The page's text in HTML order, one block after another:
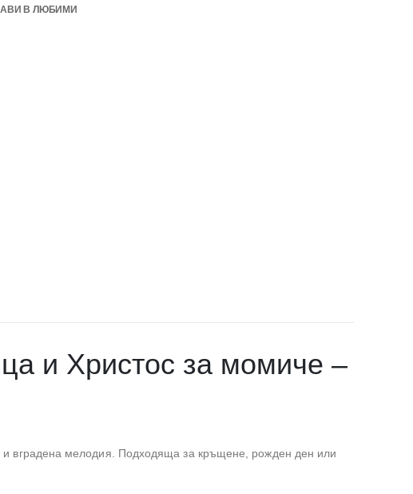
В ЛЮБИМИ
и Христос за момиче –
и вградена мелодия. Подходяща за кръщене, рожден ден или